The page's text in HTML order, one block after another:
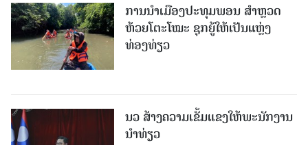
ການນຳເມືອງປະທຸມພອນ ສຳຫຼວດ
ຫ້ວຍໂຕະໂໝະ ຊຸກຍູ້ໃຫ້ເປັນແຫຼ່ງ
ທ່ອງທ່ຽວ
ນວ ສ້າງຄວາມເຂັ້ມແຂງໃຫ້ພະນັກງານ
ນຳທ່ຽວ